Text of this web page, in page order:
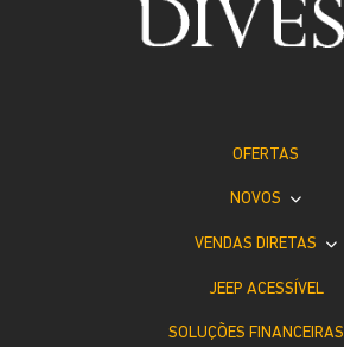
OFERTAS
NOVOS
VENDAS DIRETAS
JEEP ACESSÍVEL
SOLUÇÕES FINANCEIRAS